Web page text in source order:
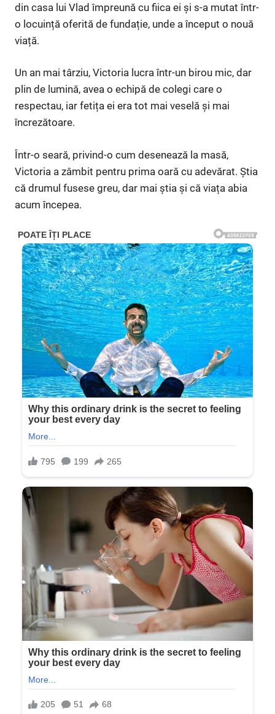
din casa lui Vlad împreună cu fiica ei și s-a mutat într-
o locuință oferită de fundație, unde a început o nouă
viață.
Un an mai târziu, Victoria lucra într-un birou mic, dar
plin de lumină, avea o echipă de colegi care o
respectau, iar fetița ei era tot mai veselă și mai
încrezătoare.
Într-o seară, privind-o cum desenează la masă,
Victoria a zâmbit pentru prima oară cu adevărat. Știa
că drumul fusese greu, dar mai știa și că viața abia
acum începea.